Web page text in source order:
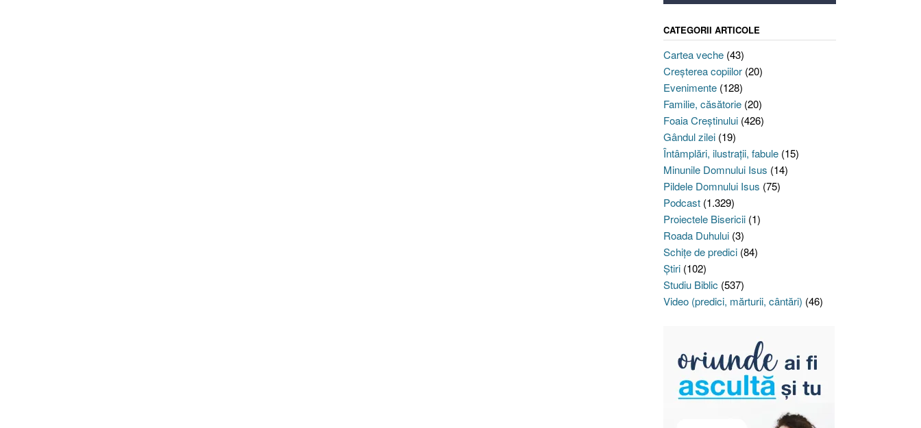
CATEGORII ARTICOLE
Cartea veche(43)
Creşterea copiilor(20)
Evenimente(128)
Familie, căsătorie(20)
Foaia Creştinului(426)
Gândul zilei(19)
Întâmplări, ilustraţii, fabule(15)
Minunile Domnului Isus (14)
Pildele Domnului Isus (75)
Podcast(1.329)
Proiectele Bisericii(1)
Roada Duhului(3)
Schiţe de predici(84)
Ştiri(102)
Studiu Biblic (537)
Video (predici, mărturii, cântări) (46)